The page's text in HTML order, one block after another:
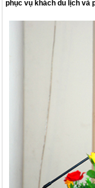
phục vụ khách du lịch và